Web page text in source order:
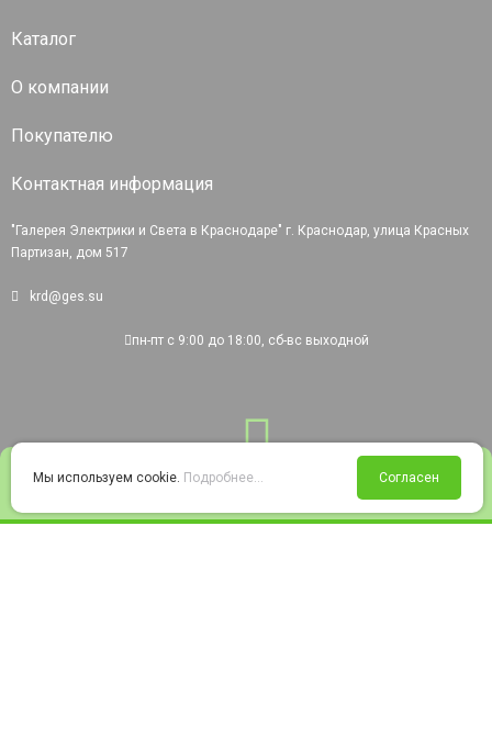
Войти Избранное Корзина
Каталог
О компании
Покупателю
Контактная информация
"Галерея Электрики и Света в Краснодаре" г. Краснодар, улица Красных
Партизан, дом 517
krd@ges.su
пн-пт с 9:00 до 18:00, сб-вс выходной
Мы используем cookie. Подробнее... Согласен